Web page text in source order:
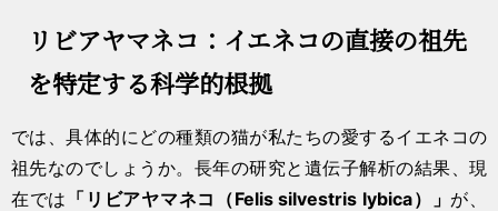
リビアヤマネコ：イエネコの直接の祖先
を特定する科学的根拠
では、具体的にどの種類の猫が私たちの愛するイエネコの
祖先なのでしょうか。長年の研究と遺伝子解析の結果、現
在では 「リビアヤマネコ（Felis silvestris lybica）」 が、